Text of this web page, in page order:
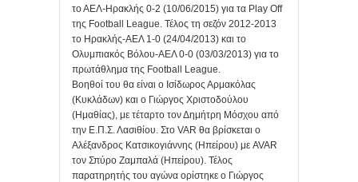
το ΑΕΛ-Ηρακλής 0-2 (10/06/2015) για τα Play Off
της Football League. Τέλος τη σεζόν 2012-2013
το Ηρακλής-ΑΕΛ 1-0 (24/04/2013) και το
Ολυμπιακός Βόλου-ΑΕΛ 0-0 (03/03/2013) για το
πρωτάθλημα της Football League.
Βοηθοί του θα είναι ο Ισίδωρος Αρμακόλας
(Κυκλάδων) και ο Γιώργος Χριστοδούλου
(Ημαθίας), με τέταρτο τον Δημήτρη Μόσχου από
την Ε.Π.Σ. Λασιθίου. Στο VAR θα βρίσκεται ο
Αλέξανδρος Κατσικογιάννης (Ηπείρου) με AVAR
τον Σπύρο Ζαμπαλά (Ηπείρου). Τέλος
παρατηρητής του αγώνα ορίστηκε ο Γιώργος